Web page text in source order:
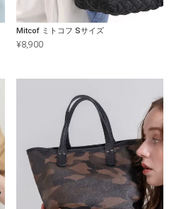
Mitcof ミトコフ Sサイズ
¥8,900